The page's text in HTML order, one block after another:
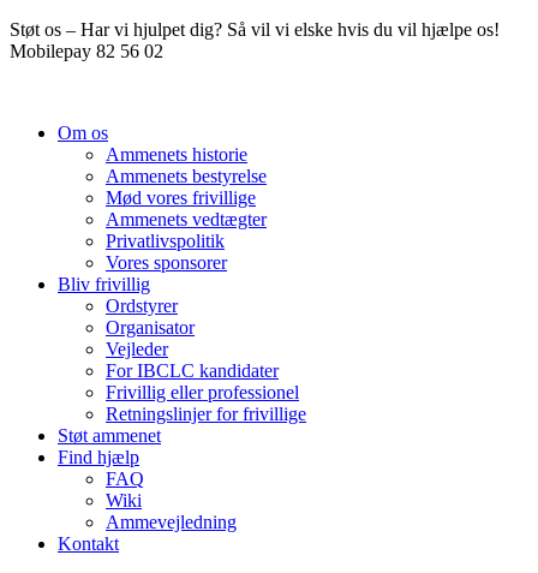
Videre
til
Støt os – Har vi hjulpet dig? Så vil vi elske hvis du vil hjælpe os!
Mobilepay 82 56 02
Om os
Ammenets historie
Ammenets bestyrelse
Mød vores frivillige
Ammenets vedtægter
Privatlivspolitik
Vores sponsorer
Bliv frivillig
Ordstyrer
Organisator
Vejleder
For IBCLC kandidater
Frivillig eller professionel
Retningslinjer for frivillige
Støt ammenet
Find hjælp
FAQ
Wiki
Ammevejledning
Kontakt